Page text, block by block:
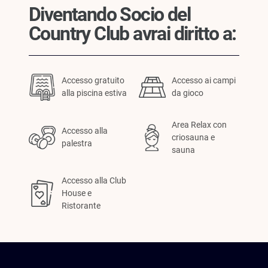
Diventando Socio del
Country Club avrai diritto a:
Accesso gratuito
alla piscina estiva
Accesso ai campi
da gioco
Accesso alla
palestra
Area Relax con
criosauna e
sauna
Accesso alla Club
House e
Ristorante